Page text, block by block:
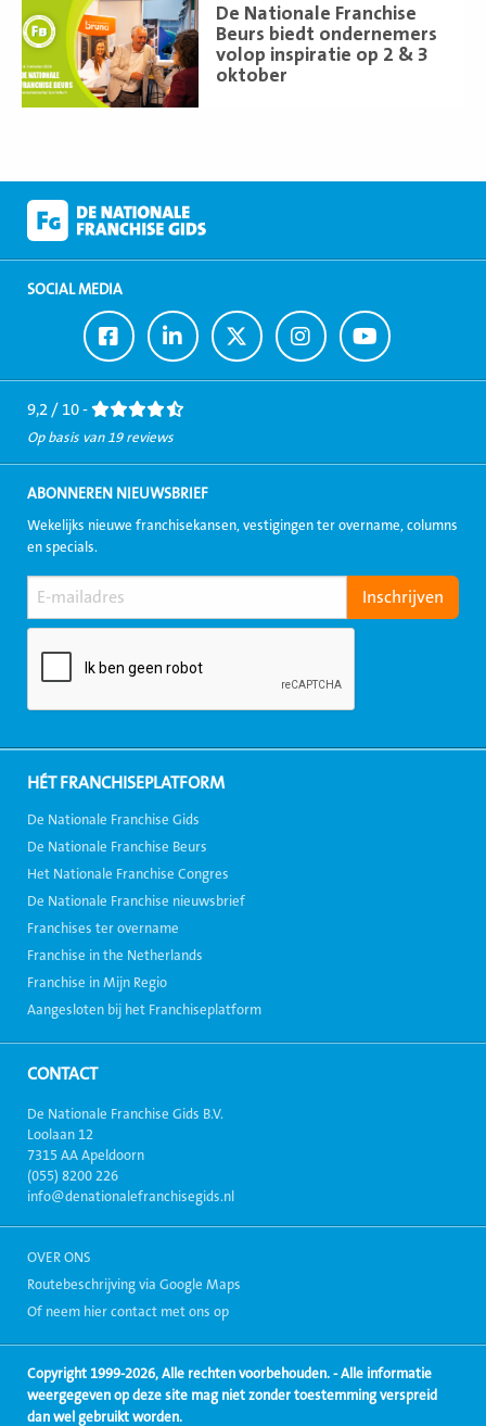
De Nationale Franchise
Beurs biedt ondernemers
volop inspiratie op 2 & 3
oktober
meer
SOCIAL MEDIA
Ga
naar
Facebook
Ga
naar
LinkedIn
Ga
naar
Twitter
Ga
naar
Instagram
Ga
naar
Youtube
9,2 / 10 -
Op basis van 19 reviews
ABONNEREN NIEUWSBRIEF
Wekelijks nieuwe franchisekansen, vestigingen ter overname, columns
en specials.
HÉT FRANCHISEPLATFORM
De Nationale Franchise Gids
De Nationale Franchise Beurs
Het Nationale Franchise Congres
De Nationale Franchise nieuwsbrief
Franchises ter overname
Franchise in the Netherlands
Franchise in Mijn Regio
Aangesloten bij het Franchiseplatform
CONTACT
De Nationale Franchise Gids B.V.
Loolaan 12
7315 AA Apeldoorn
(055) 8200 226
info@denationalefranchisegids.nl
OVER ONS
Routebeschrijving via Google Maps
Of neem hier contact met ons op
Copyright 1999-2026, Alle rechten voorbehouden. - Alle informatie
weergegeven op deze site mag niet zonder toestemming verspreid
dan wel gebruikt worden.